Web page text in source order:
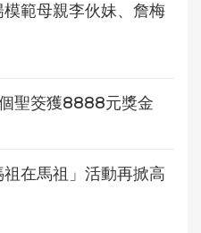
範母親李伙妹、詹梅
聖筊獲8888元獎金
在馬祖」活動再掀高